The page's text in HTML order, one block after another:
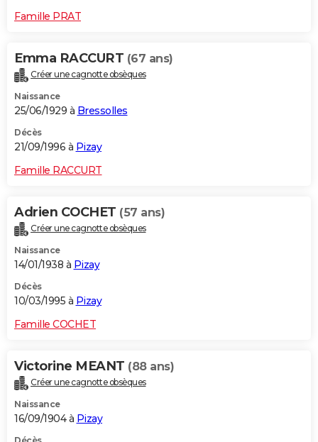
Famille PRAT
Emma RACCURT (67 ans)
Créer une cagnotte obsèques
Naissance
25/06/1929 à Bressolles
Décès
21/09/1996 à Pizay
Famille RACCURT
Adrien COCHET (57 ans)
Créer une cagnotte obsèques
Naissance
14/01/1938 à Pizay
Décès
10/03/1995 à Pizay
Famille COCHET
Victorine MEANT (88 ans)
Créer une cagnotte obsèques
Naissance
16/09/1904 à Pizay
Décès